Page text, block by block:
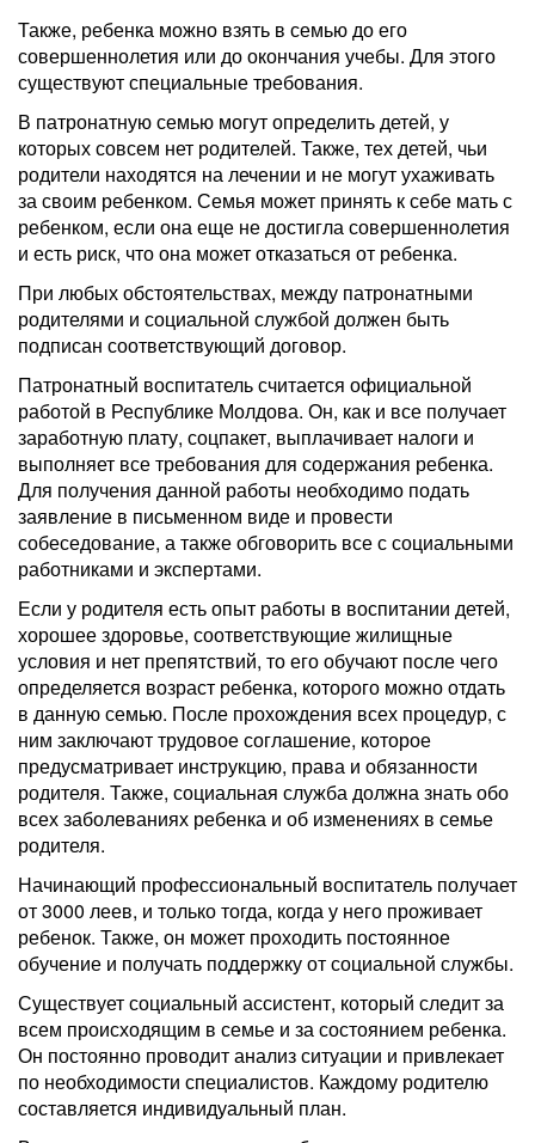
Также, ребенка можно взять в семью до его
совершеннолетия или до окончания учебы. Для этого
существуют специальные требования.
В патронатную семью могут определить детей, у
которых совсем нет родителей. Также, тех детей, чьи
родители находятся на лечении и не могут ухаживать
за своим ребенком. Семья может принять к себе мать с
ребенком, если она еще не достигла совершеннолетия
и есть риск, что она может отказаться от ребенка.
При любых обстоятельствах, между патронатными
родителями и социальной службой должен быть
подписан соответствующий договор.
Патронатный воспитатель считается официальной
работой в Республике Молдова. Он, как и все получает
заработную плату, соцпакет, выплачивает налоги и
выполняет все требования для содержания ребенка.
Для получения данной работы необходимо подать
заявление в письменном виде и провести
собеседование, а также обговорить все с социальными
работниками и экспертами.
Если у родителя есть опыт работы в воспитании детей,
хорошее здоровье, соответствующие жилищные
условия и нет препятствий, то его обучают после чего
определяется возраст ребенка, которого можно отдать
в данную семью. После прохождения всех процедур, с
ним заключают трудовое соглашение, которое
предусматривает инструкцию, права и обязанности
родителя. Также, социальная служба должна знать обо
всех заболеваниях ребенка и об изменениях в семье
родителя.
Начинающий профессиональный воспитатель получает
от 3000 леев, и только тогда, когда у него проживает
ребенок. Также, он может проходить постоянное
обучение и получать поддержку от социальной службы.
Существует социальный ассистент, который следит за
всем происходящим в семье и за состоянием ребенка.
Он постоянно проводит анализ ситуации и привлекает
по необходимости специалистов. Каждому родителю
составляется индивидуальный план.